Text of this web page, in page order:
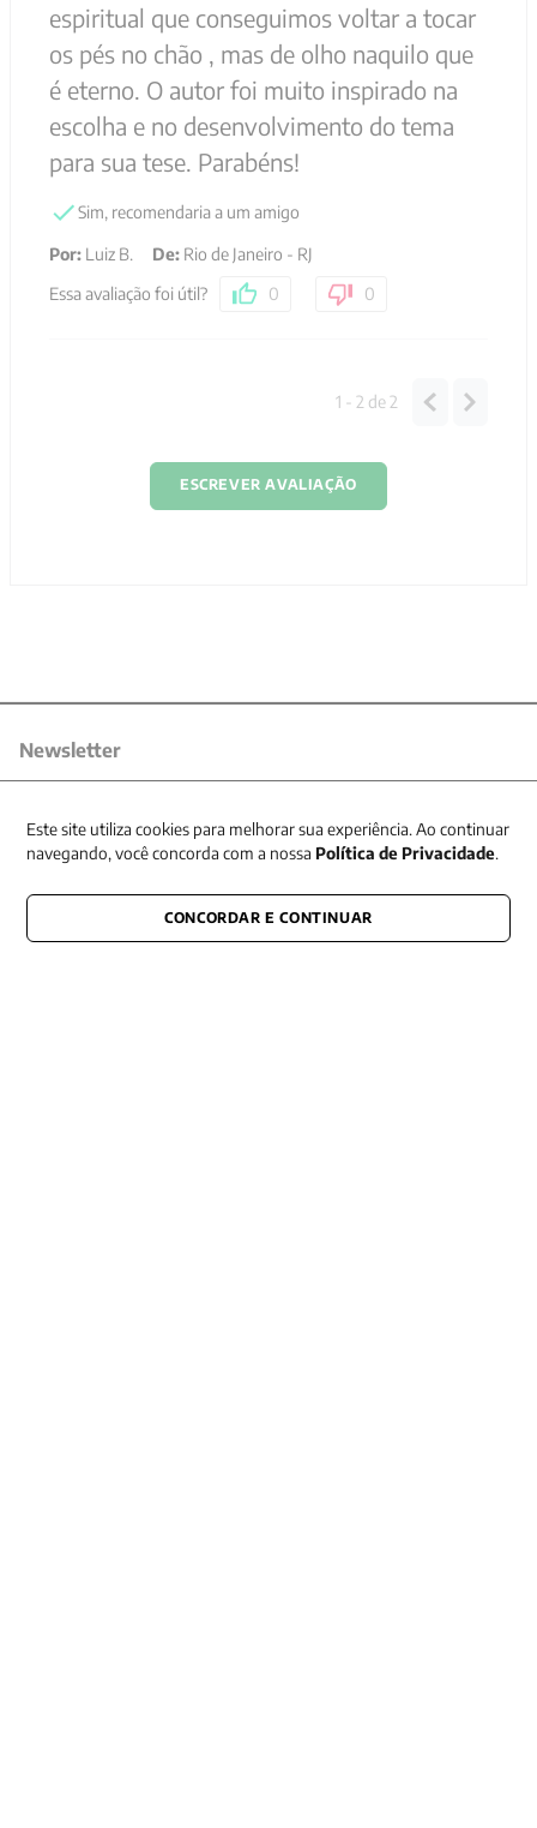
espiritual que conseguimos voltar a tocar
os pés no chão , mas de olho naquilo que
é eterno. O autor foi muito inspirado na
escolha e no desenvolvimento do tema
para sua tese. Parabéns!
Sim, recomendaria a um amigo
Por: Luiz B. De: Rio de Janeiro - RJ
Essa avaliação foi útil?
0 0
1 - 2 de2
ESCREVER AVALIAÇÃO
Newsletter
CONECTE-SE CONOSCO
Este site utiliza cookies para melhorar sua experiência. Ao continuar
navegando, você concorda com a nossa Política de Privacidade.
CONCORDAR E CONTINUAR